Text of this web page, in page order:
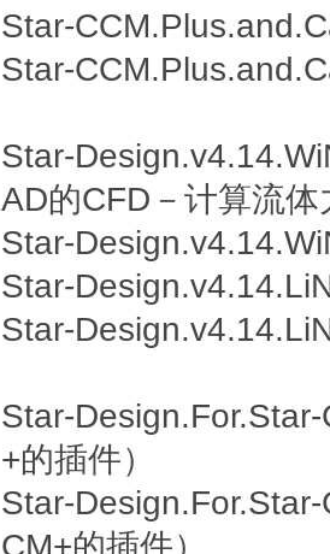
Star-
Star-
Star-
AD的CFD－计算流
Star-
Star-
Star-
Star-
+的插件）
Star-
CM+的插件）